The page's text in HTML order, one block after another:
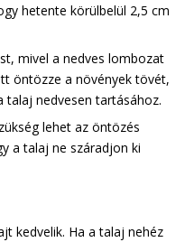
hetente körülbelül 2,5 cm
mivel a nedves lombozat
öntözze a növények tövét,
nedvesen tartásához.
lehet az öntözés
a talaj ne száradjon ki
kedvelik. Ha a talaj nehéz